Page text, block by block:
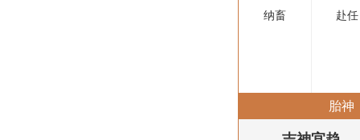
纳畜
赴任
胎神